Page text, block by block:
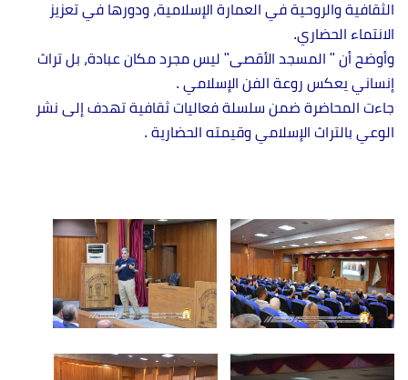
الثقافية والروحية في العمارة الإسلامية، ودورها في تعزيز
الانتماء الحضاري.
وأوضح أن " المسجد الأقصى" ليس مجرد مكان عبادة، بل تراث
إنساني يعكس روعة الفن الإسلامي .
جاءت المحاضرة ضمن سلسلة فعاليات ثقافية تهدف إلى نشر
الوعي بالتراث الإسلامي وقيمته الحضارية .